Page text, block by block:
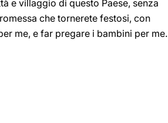
e villaggio di questo Paese, senza
che tornerete festosi, con
me, e far pregare i bambini per me.